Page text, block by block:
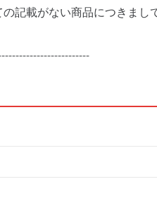
の記載がない商品につきまし